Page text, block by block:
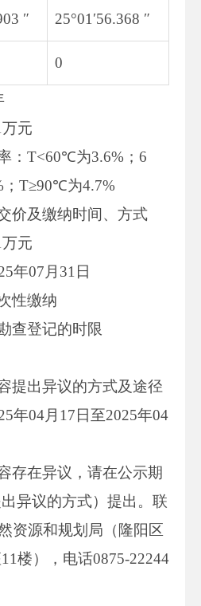
″ 25°01′56.368 ″
0
元
：T<60℃为3.6%；6
T≥90℃为4.7%
价及缴纳时间、方式
元
年07月31日
性缴纳
查登记的时限
提出异议的方式及途径
年04月17日至2025年04
存在异议，请在公示期
异议的方式）提出。联
资源和规划局（隆阳区
楼），电话0875-22244